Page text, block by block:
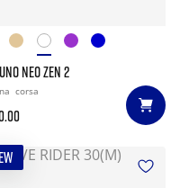
NEO ZEN 2
corsa